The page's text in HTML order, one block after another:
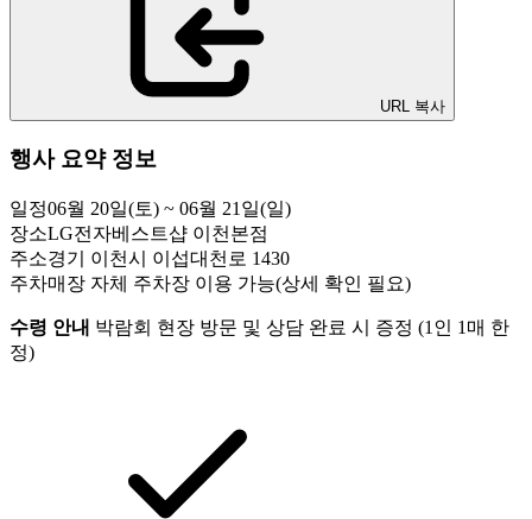
URL 복사
행사 요약 정보
일정06월 20일(토) ~ 06월 21일(일)
장소LG전자베스트샵 이천본점
주소경기 이천시 이섭대천로 1430
주차매장 자체 주차장 이용 가능(상세 확인 필요)
수령 안내 박람회 현장 방문 및 상담 완료 시 증정 (1인 1매 한
정)